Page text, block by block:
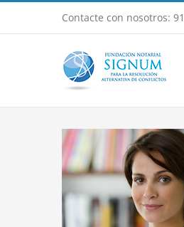
Saltar
contenido
Contacte con nosotros: